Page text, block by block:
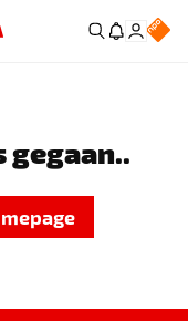
gegaan..